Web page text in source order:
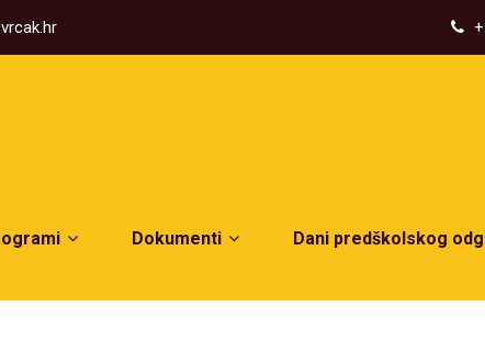
Dokumenti Dani predškolskog